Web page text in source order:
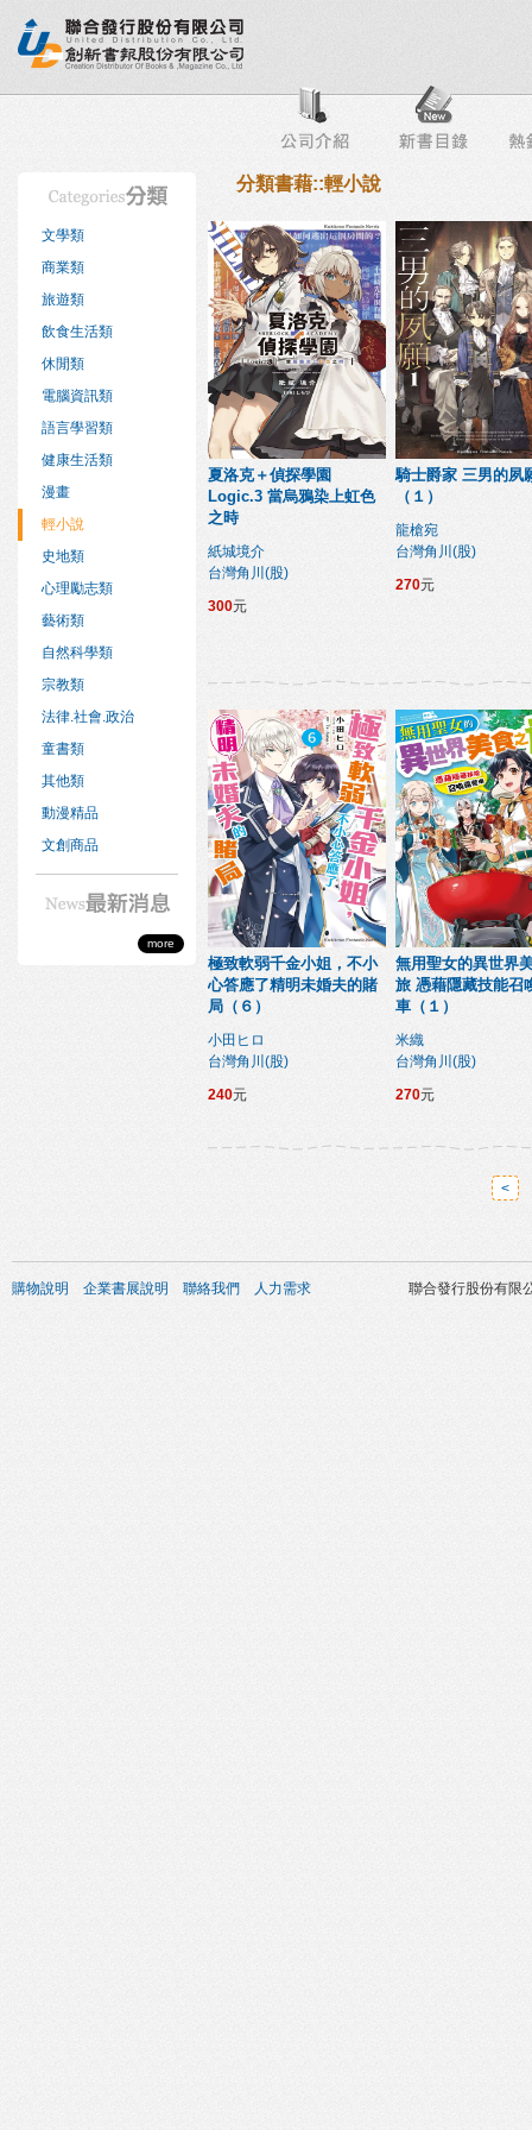
榜 出版社專區 書店專區 目錄下載 會員服務
文學類
商業類
旅遊類
飲食生活類
休閒類
電腦資訊類
語言學習類
健康生活類
漫畫
輕小說
史地類
心理勵志類
藝術類
自然科學類
宗教類
法律.社會.政治
童書類
其他類
動漫精品
文創商品
more
分類書藉::輕小說
夏洛克＋偵探學園
Logic.3 當烏鴉染上虹色
之時
紙城境介
台灣角川(股)
300元
騎士爵家 三男的夙
（１）
龍槍宛
台灣角川(股)
270元
極致軟弱千金小姐，不小
心答應了精明未婚夫的賭
局（６）
小田ヒロ
台灣角川(股)
240元
無用聖女的異世界
旅 憑藉隱藏技能召
車（１）
米織
台灣角川(股)
270元
<
購物說明 企業書展說明 聯絡我們 人力需求 聯合發行股份有限